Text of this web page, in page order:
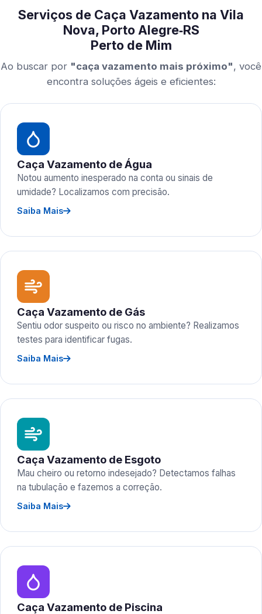
Serviços de Caça Vazamento na Vila
Nova, Porto Alegre‑RS
Perto de Mim
Ao buscar por "caça vazamento mais próximo", você
encontra soluções ágeis e eficientes:
Caça Vazamento de Água
Notou aumento inesperado na conta ou sinais de
umidade? Localizamos com precisão.
Saiba Mais
Caça Vazamento de Gás
Sentiu odor suspeito ou risco no ambiente? Realizamos
testes para identificar fugas.
Saiba Mais
Caça Vazamento de Esgoto
Mau cheiro ou retorno indesejado? Detectamos falhas
na tubulação e fazemos a correção.
Saiba Mais
Caça Vazamento de Piscina